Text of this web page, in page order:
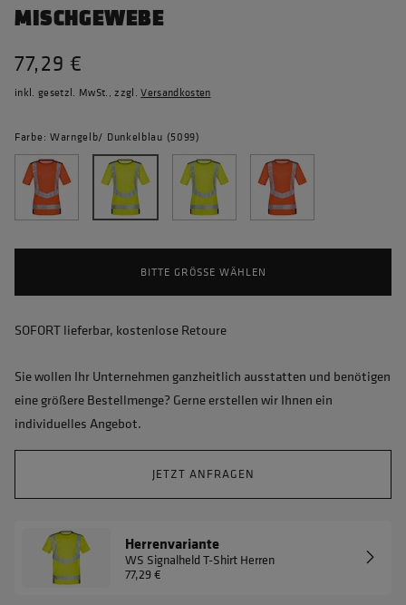
MISCHGEWEBE
77,29 €
inkl. gesetzl. MwSt., zzgl.Versandkosten
Farbe: Warngelb/ Dunkelblau (5099)
BITTE GRÖSSE WÄHLEN
SOFORT lieferbar, kostenlose Retoure
Sie wollen Ihr Unternehmen ganzheitlich ausstatten und benötigen
eine größere Bestellmenge? Gerne erstellen wir Ihnen ein
individuelles Angebot.
JETZT ANFRAGEN
Herrenvariante
WS Signalheld T-Shirt Herren
77,29 €